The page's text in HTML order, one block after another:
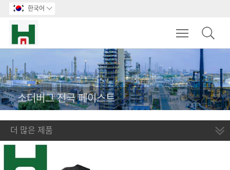
한국어 
Toggle
소더버그 전극 페이스트
더 많은 제품